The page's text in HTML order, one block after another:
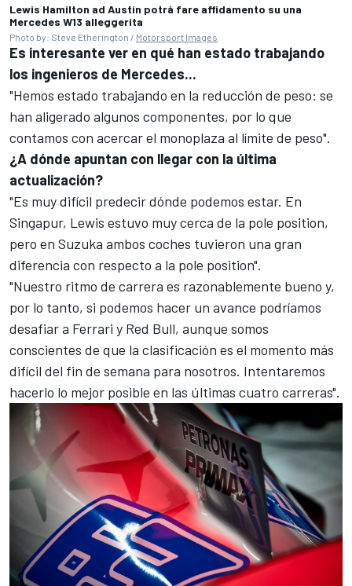
Lewis Hamilton ad Austin potrà fare affidamento su una
Mercedes W13 alleggerita
Photo by: Steve Etherington / Motorsport Images
Es interesante ver en qué han estado trabajando
los ingenieros de Mercedes...
"Hemos estado trabajando en la reducción de peso: se
han aligerado algunos componentes, por lo que
contamos con acercar el monoplaza al límite de peso".
¿A dónde apuntan con llegar con la última
actualización?
"Es muy difícil predecir dónde podemos estar. En
Singapur, Lewis estuvo muy cerca de la pole position,
pero en Suzuka ambos coches tuvieron una gran
diferencia con respecto a la pole position".
"Nuestro ritmo de carrera es razonablemente bueno y,
por lo tanto, si podemos hacer un avance podríamos
desafiar a Ferrari y Red Bull, aunque somos
conscientes de que la clasificación es el momento más
difícil del fin de semana para nosotros. Intentaremos
hacerlo lo mejor posible en las últimas cuatro carreras".